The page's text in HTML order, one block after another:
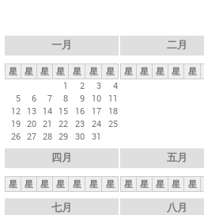
一月
星 星 星 星 星 星
星
1
2 3
4
5
6 7 8 9 10
11
12 13 14 15 16 17
18
19 20 21 22 23 24 25
26 27 28 29 30 31
二月
星 星 星 星 星
四月
星 星 星 星 星 星 星
五月
星 星 星 星 星
七月 八月